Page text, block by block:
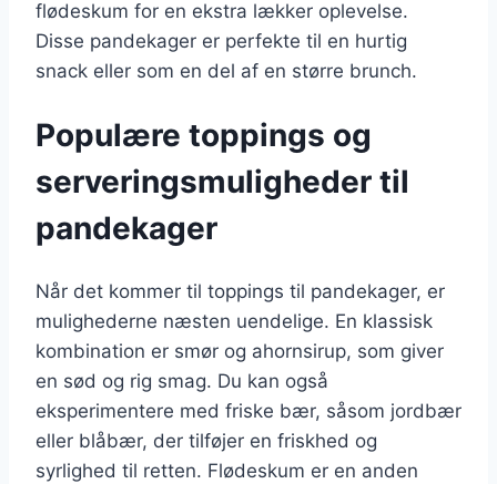
flødeskum for en ekstra lækker oplevelse.
Disse pandekager er perfekte til en hurtig
snack eller som en del af en større brunch.
Populære toppings og
serveringsmuligheder til
pandekager
Når det kommer til toppings til pandekager, er
mulighederne næsten uendelige. En klassisk
kombination er smør og ahornsirup, som giver
en sød og rig smag. Du kan også
eksperimentere med friske bær, såsom jordbær
eller blåbær, der tilføjer en friskhed og
syrlighed til retten. Flødeskum er en anden